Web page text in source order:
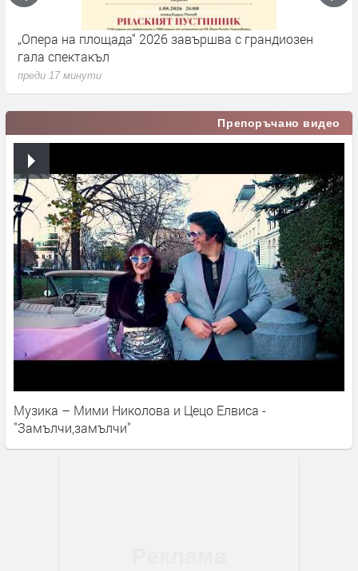
„Опера на площада“ 2026 завършва с грандиозен
гала спектакъл
преди 17 минути
Препоръчано видео
Музика – Мими Николова и Цецо Елвиса -
"Замълчи,замълчи"